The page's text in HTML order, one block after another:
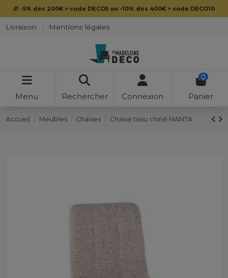
🎁 -5% dès 200€ > code DECO5 ou -10% dès 400€ > code DECO10
Livraison Mentions légales
Menu Rechercher Connexion
0
Panier
Accueil Meubles Chaises Chaise tissu chiné MANTA